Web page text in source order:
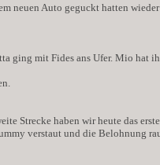
neuen Auto geguckt hatten wieder
ging mit Fides ans Ufer. Mio hat
Strecke haben wir heute das
verstaut und die Belohnung